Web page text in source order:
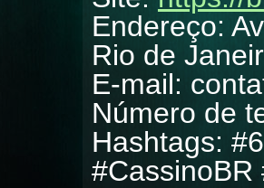
Endereço:
Rio de
E-mail:
Número de
Hashtags:
#CassinoBR